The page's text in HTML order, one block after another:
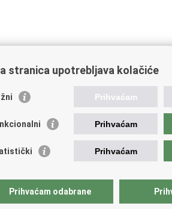
stranica upotrebljava kolačiće
Prihvaćam
Prihvaćam
Prihvaćam
Prihvaćam odabrane